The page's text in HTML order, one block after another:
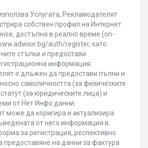
Услугата, Рекламодателят
собствен профил на Интернет
достъпна в реално време (on-
auth/register, като
стъпки и предостави
информация.
е длъжен да предостави пълни и
самоличността (за физическите
(за юридическите лица) и
от Нет Инфо данни.
може да коригира и актуализира
от него информация в
за регистрация, респективно
на данни за фактура